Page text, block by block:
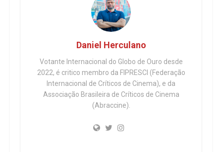
Daniel Herculano
Votante Internacional do Globo de Ouro desde
2022, é critico membro da FIPRESCI (Federação
Internacional de Críticos de Cinema), e da
Associação Brasileira de Críticos de Cinema
(Abraccine).